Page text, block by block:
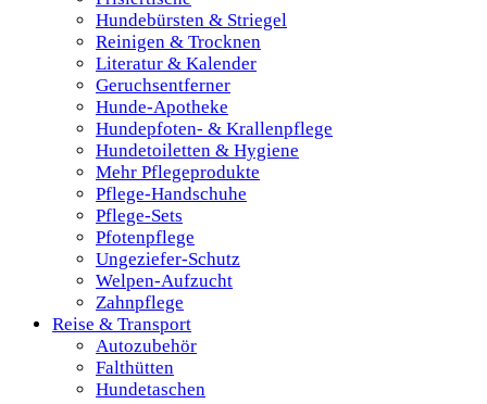
Hundebürsten & Striegel
Reinigen & Trocknen
Literatur & Kalender
Geruchsentferner
Hunde-Apotheke
Hundepfoten- & Krallenpflege
Hundetoiletten & Hygiene
Mehr Pflegeprodukte
Pflege-Handschuhe
Pflege-Sets
Pfotenpflege
Ungeziefer-Schutz
Welpen-Aufzucht
Zahnpflege
Reise & Transport
Autozubehör
Falthütten
Hundetaschen